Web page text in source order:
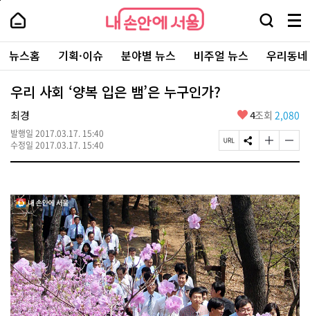
본
로
가
내
손
안
에
서
울
-
서
울
시
대
표
소
털
내
손
에
울
검
창
열
기
메
뉴
전
체
보
주
요
서
뉴스홈 기획·이슈 분야별 뉴스 비주얼 뉴스 우리동
우리 사회 ‘양복 입은 뱀’은 누구인가?
최경
발행일 2017.03.17. 15:40
수정일 2017.03.17. 15:40
좋
요
4조회 2,080
페
이
R
L
복
사
S
N
유
하
기
글
자
크
게
변
경
하
기
글
자
작
게
변
경
하
기
페
상
단
로